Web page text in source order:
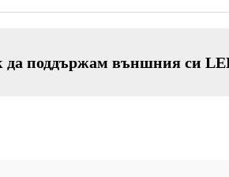
да поддържам външния си